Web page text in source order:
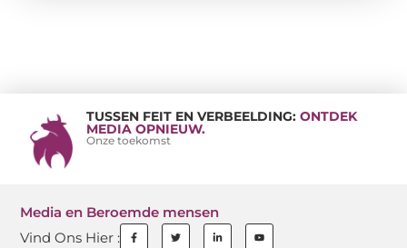
TUSSEN FEIT EN VERBEELDING: ONTDEK
MEDIA OPNIEUW.
Onze toekomst
Media en Beroemde mensen
Vind Ons Hier :